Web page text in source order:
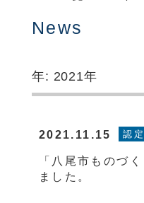
営業購買グループ
News
年: 2021年
2021.11.15 認
「八尾市ものづ
ました。